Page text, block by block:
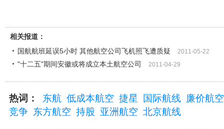
相关报道：
国航航班延误5小时 其他航空公司飞机照飞遭质疑
2011-05-22
"十二五"期间安徽或将成立本土航空公司 2011-04-29
热词： 东航 低成本航空 捷星 国际航线 廉价航
竞争 东方航空 持股 亚洲航空 北京航线